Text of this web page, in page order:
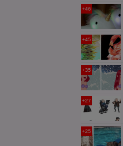
+46
+45
+35
+27
+25